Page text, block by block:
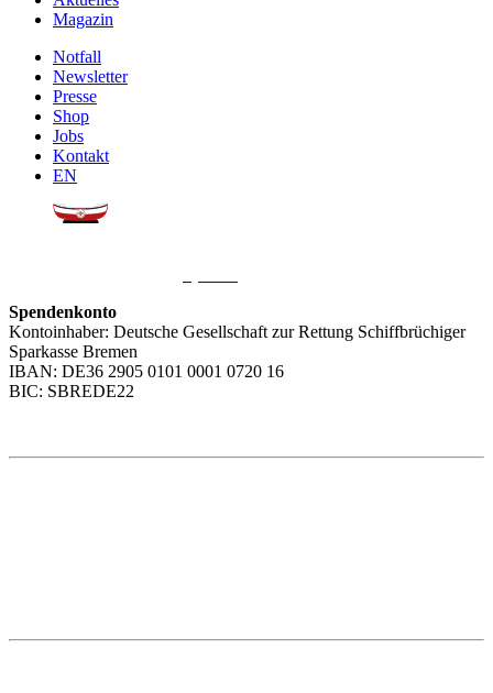
Magazin
Notfall
Newsletter
Presse
Shop
Jobs
Kontakt
EN
Spendenkonto
Kontoinhaber: Deutsche Gesellschaft zur Rettung Schiffbrüchiger
Sparkasse Bremen
IBAN: DE36 2905 0101 0001 0720 16
BIC: SBREDE22